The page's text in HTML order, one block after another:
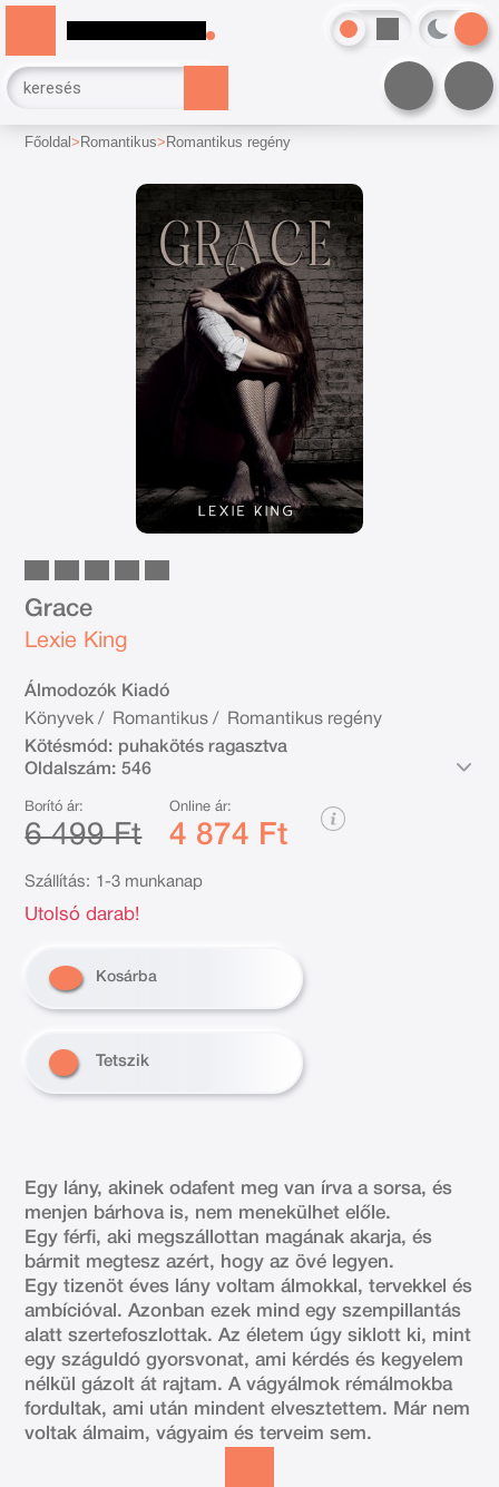
Főoldal Romantikus Romantikus regény
Grace
Lexie King
Álmodozók Kiadó
Könyvek / Romantikus /
Romantikus regény
Kötésmód: puhakötés ragasztva
Oldalszám: 546
Borító ár:
6 499 Ft
Online ár:
4 874 Ft
Szállítás: 1-3 munkanap
Utolsó darab!
Kosárba
Tetszik
Egy lány, akinek odafent meg van írva a sorsa, és
menjen bárhova is, nem menekülhet előle.
Egy férfi, aki megszállottan magának akarja, és
bármit megtesz azért, hogy az övé legyen.
Egy tizenöt éves lány voltam álmokkal, tervekkel és
ambícióval. Azonban ezek mind egy szempillantás
alatt szertefoszlottak. Az életem úgy siklott ki, mint
egy száguldó gyorsvonat, ami kérdés és kegyelem
nélkül gázolt át rajtam. A vágyálmok rémálmokba
fordultak, ami után mindent elvesztettem. Már nem
voltak álmaim, vágyaim és terveim sem.